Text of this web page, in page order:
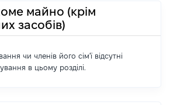
майно (крім
засобів)
чи членів його сім'ї відсутні
в цьому розділі.